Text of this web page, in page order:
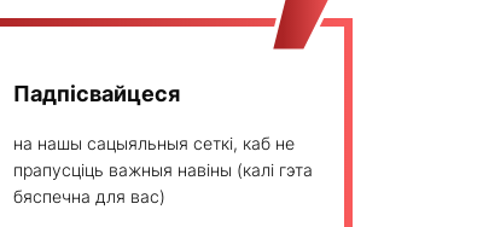
Падпісвайцеся
на нашы сацыяльныя сеткі, каб не
прапусціць важныя навіны (калі гэта
бяспечна для вас)